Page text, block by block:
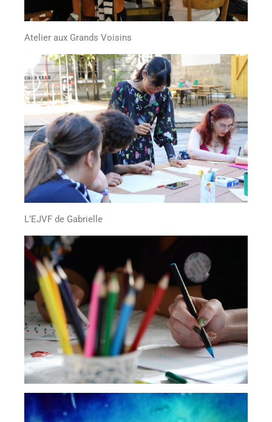
Atelier aux Grands Voisins
L’EJVF de Gabrielle
Plonge dans un week-end
créatif
Le 11,12 & 13 septembre 2026
Un week-end pour renouer avec ta
puissance créative, loin du bruit du
Tout savoir sur cette immersion